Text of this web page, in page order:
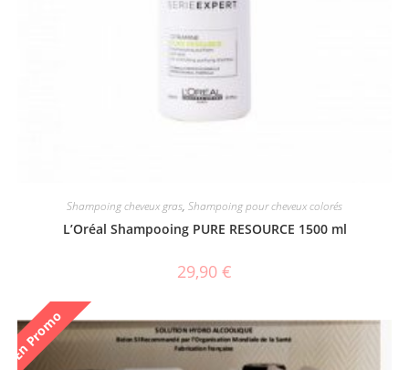
Shampoing cheveux gras, Shampoing pour cheveux colorés
L’Oréal Shampooing PURE RESOURCE 1500 ml
29,90 €
En Promo